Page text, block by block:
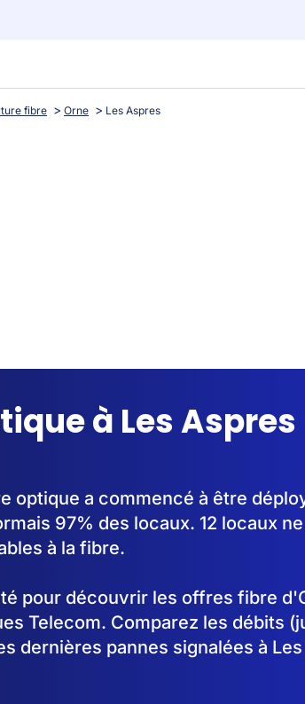
fibre Orne Les Aspres
à Les Aspres
optique a commencé à être
97% des locaux. 12 locaux
à la fibre.
pour découvrir les offres fibre
Telecom. Comparez les débits
dernières pannes signalées à